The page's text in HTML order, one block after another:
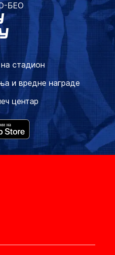
БЕО
стадион
и вредне награде
центар